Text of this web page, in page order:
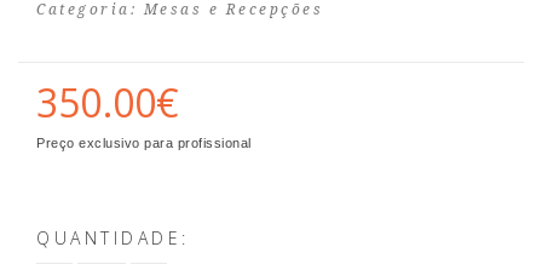
Categoria: Mesas e Recepções
350.00€
Preço exclusivo para profissional
QUANTIDADE: